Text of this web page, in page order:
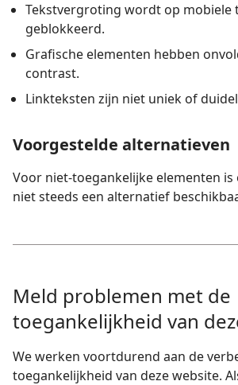
Tekstvergroting wordt op mobiele
geblokkeerd.
Grafische elementen hebben
contrast.
Linkteksten zijn niet uniek of
Voorgestelde alternatieven
Voor niet-toegankelijke elementen is
niet steeds een alternatief
Meld problemen met de
toegankelijkheid van
We werken voortdurend aan de
toegankelijkheid van deze website.